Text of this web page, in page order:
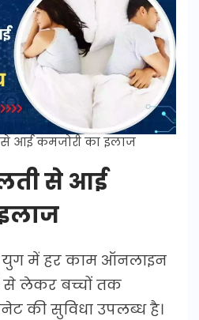
आई कमजोरी का इलाज
से आई
में हर काम ऑनलाइन
से लेकर बच्चों तक
की सुविधा उपलब्ध है।